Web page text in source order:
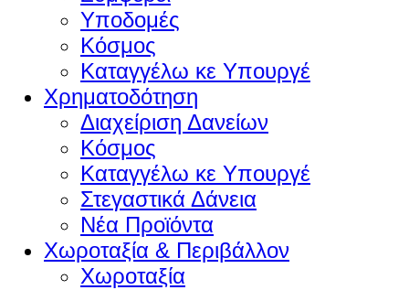
Υποδομές
Κόσμος
Καταγγέλω κε Υπουργέ
Χρηματοδότηση
Διαχείριση Δανείων
Κόσμος
Καταγγέλω κε Υπουργέ
Στεγαστικά Δάνεια
Νέα Προϊόντα
Χωροταξία & Περιβάλλον
Χωροταξία